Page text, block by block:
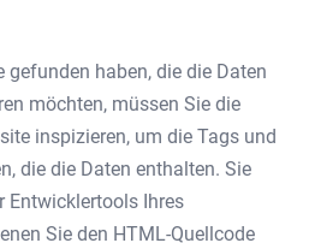
gefunden haben, die die Daten
möchten, müssen Sie die
inspizieren, um die Tags und
die die Daten enthalten. Sie
Entwicklertools Ihres
Sie den HTML-Quellcode